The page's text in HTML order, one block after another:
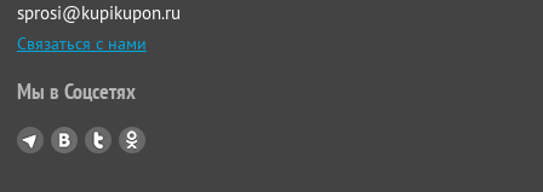
sprosi@kupikupon.ru
Связаться с нами
Мы в Соцсетях